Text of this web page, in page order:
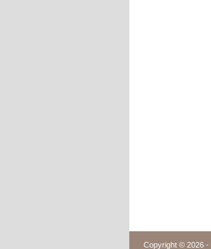
Copyright © 2026 -